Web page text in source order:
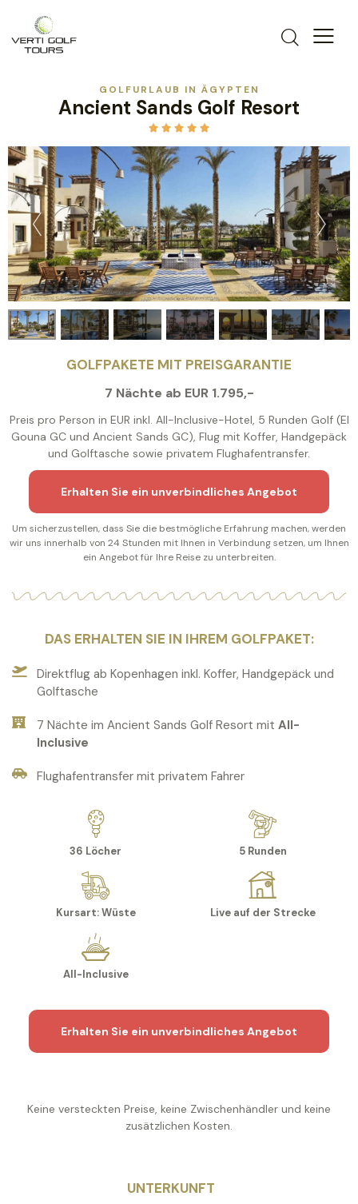
GOLFURLAUB IN ÄGYPTEN
Ancient Sands Golf Resort
    
GOLFPAKETE MIT PREISGARANTIE
7 Nächte ab EUR 1.795,-
Preis pro Person in EUR inkl. All-Inclusive-Hotel, 5 Runden Golf (El
Gouna GC und Ancient Sands GC), Flug mit Koffer, Handgepäck
und Golftasche sowie privatem Flughafentransfer.
Erhalten Sie ein unverbindliches Angebot
Um sicherzustellen, dass Sie die bestmögliche Erfahrung machen, werden
wir uns innerhalb von 24 Stunden mit Ihnen in Verbindung setzen, um Ihnen
ein Angebot für Ihre Reise zu unterbreiten.
DAS ERHALTEN SIE IN IHREM GOLFPAKET:
Direktflug ab Kopenhagen inkl. Koffer, Handgepäck und
Golftasche
7 Nächte im Ancient Sands Golf Resort mit All-
Inclusive
Flughafentransfer mit privatem Fahrer
36 Löcher 5 Runden
Kursart: Wüste Live auf der Strecke
All-Inclusive
Erhalten Sie ein unverbindliches Angebot
Keine versteckten Preise, keine Zwischenhändler und keine
zusätzlichen Kosten.
UNTERKUNFT